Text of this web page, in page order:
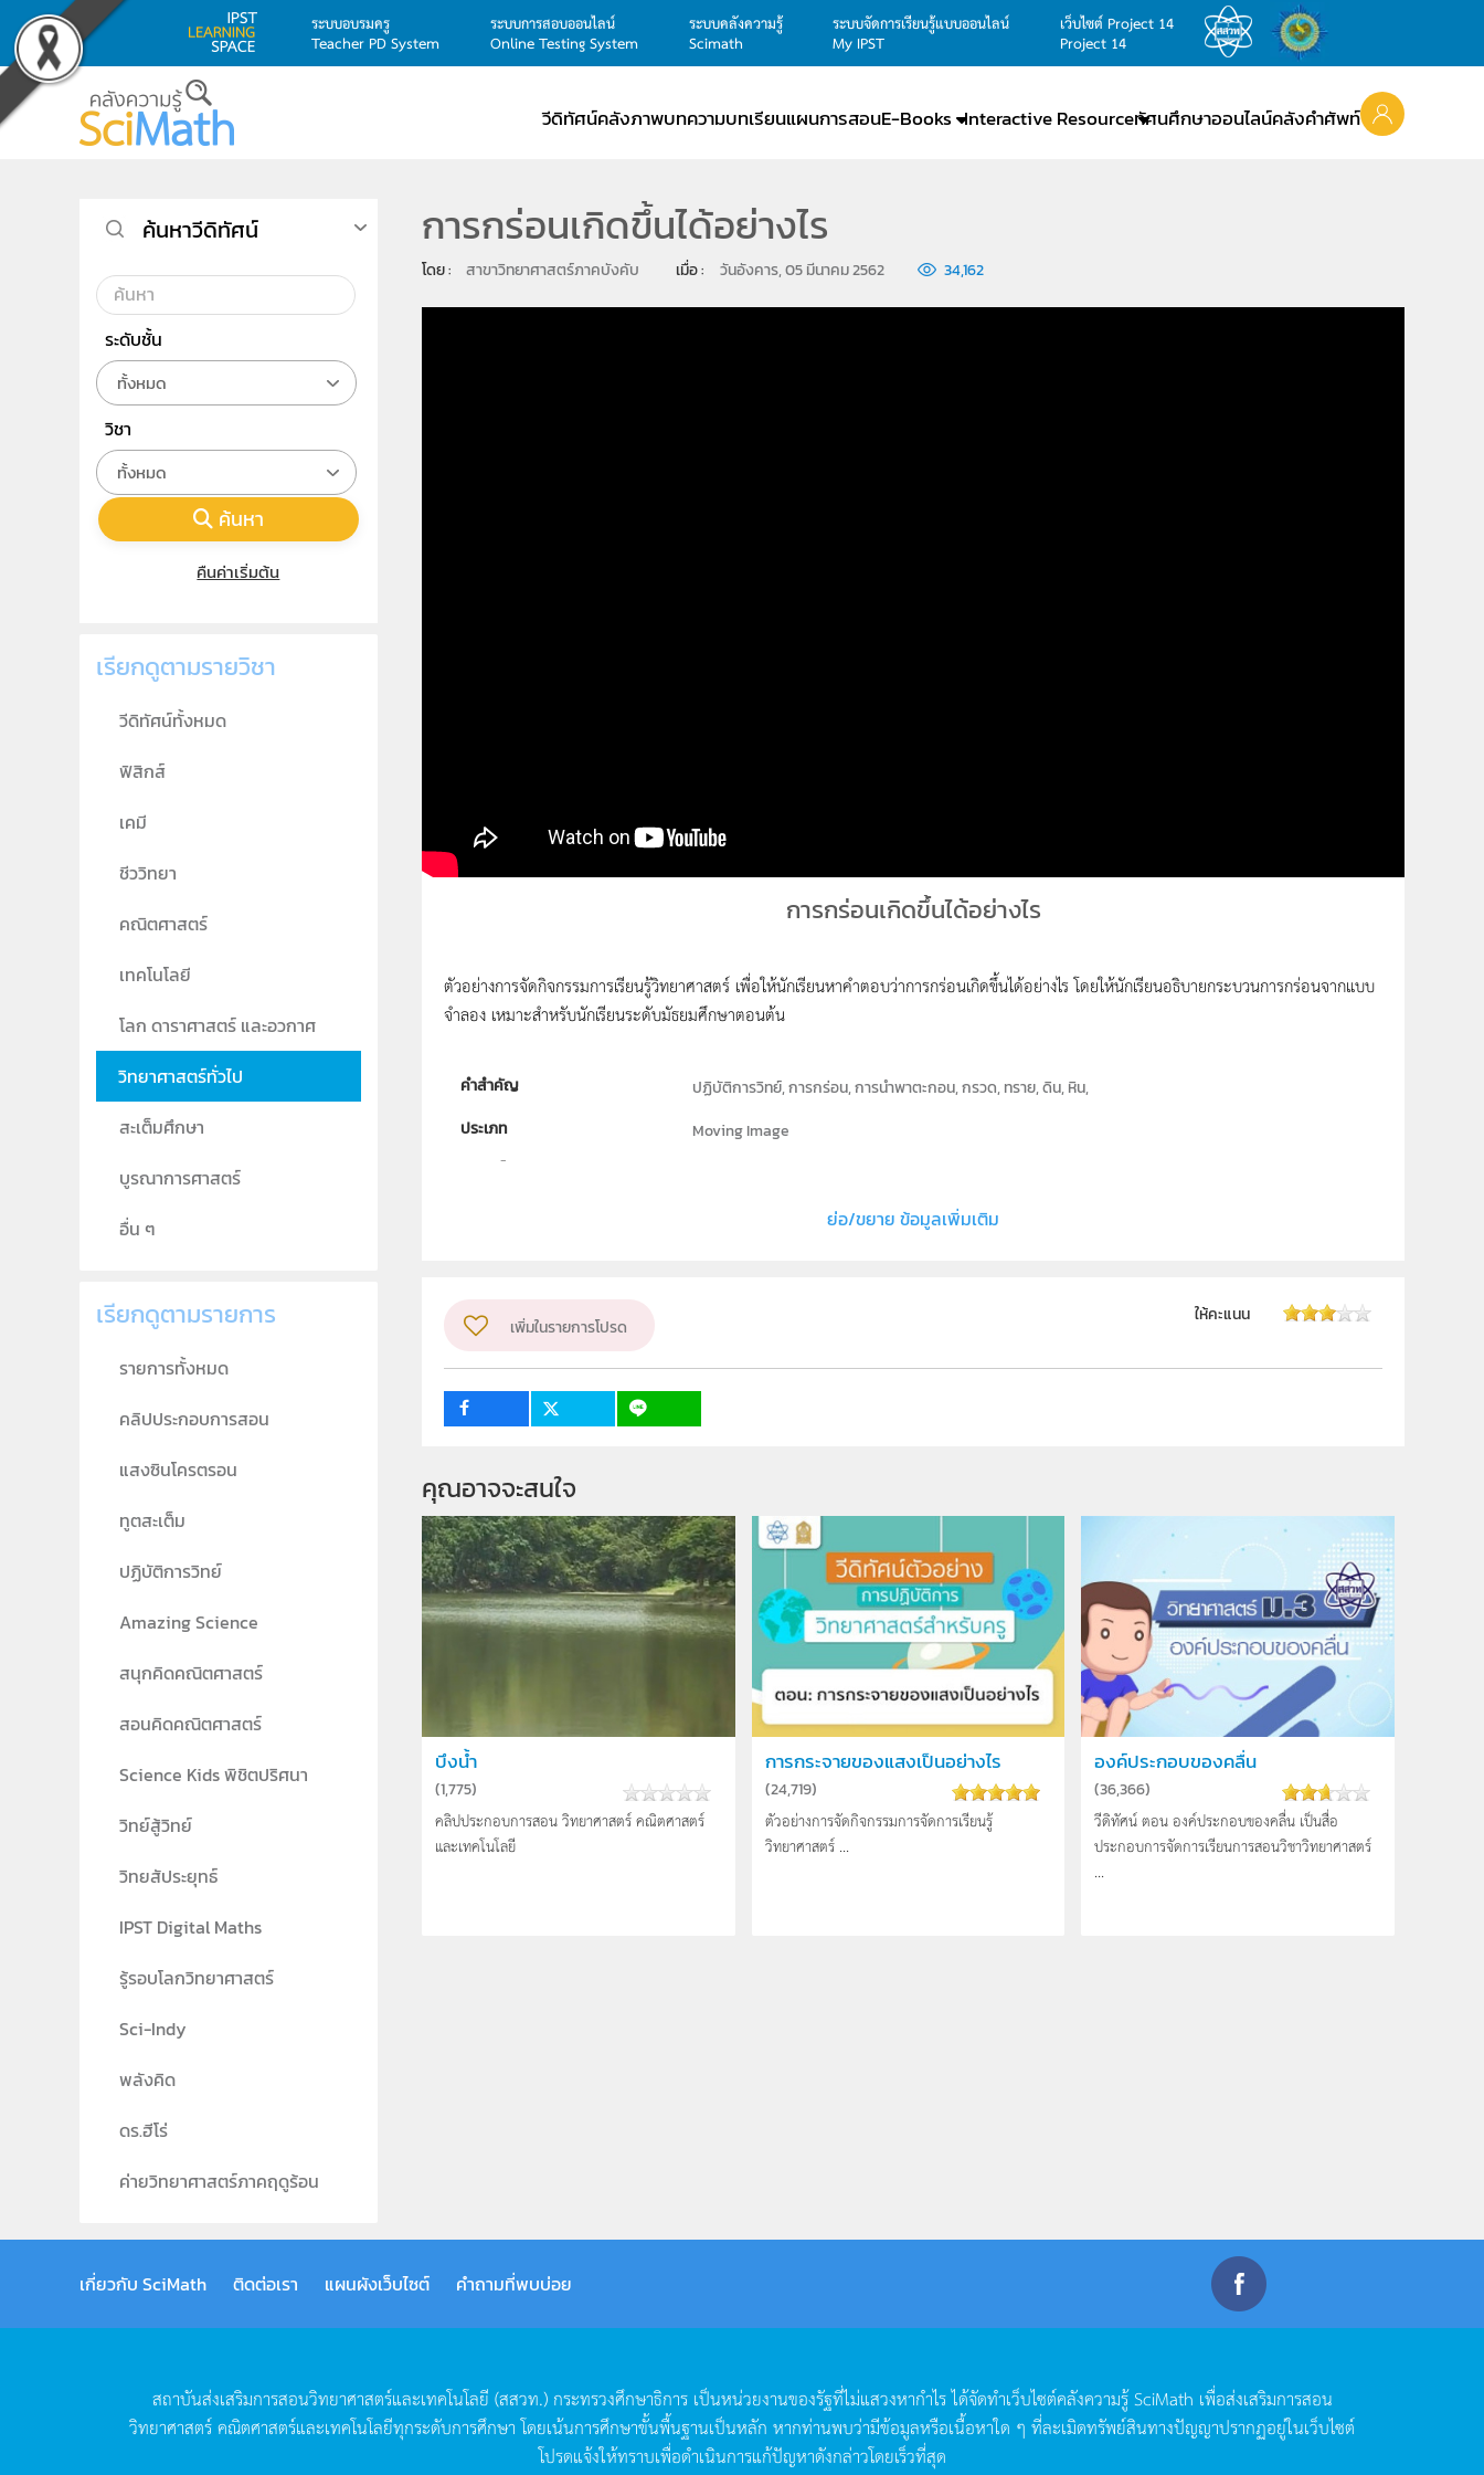
Skip to main content
ระบบอบรมครู
Teacher PD System
ระบบการสอบออนไลน์
Online Testing System
ระบบคลังความรู้
Scimath
ระบบจัดการเรียนรู้แบบออนไลน์
My IPST
เว็บไซต์ Project 14
Project 14
วีดิทัศน์คลังภาพบทความบทเรียนแผนการสอนE-Books Interactive Resourceทัศนศึกษาออนไลน์คลังคำศัพท์
การกร่อนเกิดขึ้นได้อย่างไร
โดย : สาขาวิทยาศาสตร์ภาคบังคับ เมื่อ : วันอังคาร, 05 มีนาคม 2562 34,162
การกร่อนเกิดขึ้นได้อย่างไร
ตัวอย่างการจัดกิจกรรมการเรียนรู้วิทยาศาสตร์ เพื่อให้นักเรียนหาคำตอบว่าการกร่อนเกิดขึ้นได้อย่างไร โดยให้นักเรียนอธิบายกระบวนการกร่อนจากแบบ
จำลอง เหมาะสำหรับนักเรียนระดับมัธยมศึกษาตอนต้น
คำสำคัญ
ปฏิบัติการวิทย์, การกร่อน, การนำพาตะกอน, กรวด, ทราย, ดิน, หิน,
ประเภท
Moving Image
สาขาวิทยาศาสตร์ภาคบังคับ
กลุ่มเป้าหมาย
ย่อ/ขยาย ข้อมูลเพิ่มเติม
เพิ่มในรายการโปรด
ให้คะแนน
คุณอาจจะสนใจ
บึงน้ำ
(1,775)
คลิปประกอบการสอน วิทยาศาสตร์ คณิตศาสตร์
และเทคโนโลยี
การกระจายของแสงเป็นอย่างไร
(24,719)
ตัวอย่างการจัดกิจกรรมการจัดการเรียนรู้
วิทยาศาสตร์ ...
องค์ประกอบของคลื่น
(36,366)
วีดิทัศน์ ตอน องค์ประกอบของคลื่น เป็นสื่อ
ประกอบการจัดการเรียนการสอนวิชาวิทยาศาสตร์
...
ค้นหาวีดิทัศน์
ระดับชั้น
ทั้งหมด
วิชา
ทั้งหมด
ค้นหา
คืนค่าเริ่มต้น
เรียกดูตามรายวิชา
วีดิทัศน์ทั้งหมด
ฟิสิกส์
เคมี
ชีววิทยา
คณิตศาสตร์
เทคโนโลยี
โลก ดาราศาสตร์ และอวกาศ
วิทยาศาสตร์ทั่วไป
สะเต็มศึกษา
บูรณาการศาสตร์
อื่น ๆ
เรียกดูตามรายการ
รายการทั้งหมด
คลิปประกอบการสอน
แสงซินโครตรอน
ทูตสะเต็ม
ปฏิบัติการวิทย์
Amazing Science
สนุกคิดคณิตศาสตร์
สอนคิดคณิตศาสตร์
Science Kids พิชิตปริศนา
วิทย์สู้วิทย์
วิทยสัประยุทธ์
IPST Digital Maths
รู้รอบโลกวิทยาศาสตร์
Sci-Indy
พลังคิด
ดร.ฮีโร่
ค่ายวิทยาศาสตร์ภาคฤดูร้อน
เกี่ยวกับ SciMath ติดต่อเรา แผนผังเว็บไซต์ คำถามที่พบบ่อย
สถาบันส่งเสริมการสอนวิทยาศาสตร์และเทคโนโลยี (สสวท.) กระทรวงศึกษาธิการ เป็นหน่วยงานของรัฐที่ไม่แสวงหากำไรได้จัดทำเว็บไซต์คลังความรู้SciMath เพื่อส่งเสริมการสอน
วิทยาศาสตร์คณิตศาสตร์และเทคโนโลยีทุกระดับการศึกษา โดยเน้นการศึกษาขั้นพื้นฐานเป็นหลัก หากท่านพบว่ามีข้อมูลหรือเนื้อหาใด ๆ ที่ละเมิดทรัพย์สินทางปัญญาปรากฏอยู่ในเว็บไซต์
โปรดแจ้งให้ทราบเพื่อดำเนินการแก้ปัญหาดังกล่าวโดยเร็วที่สุด